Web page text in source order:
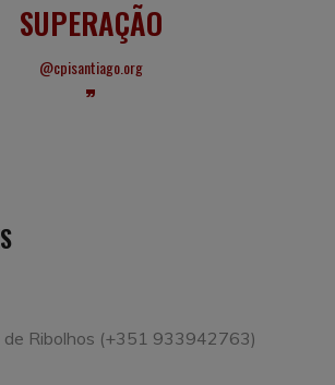
SUPERAÇÃO
@cpisantiago.org
de Ribolhos (+351 933942763)